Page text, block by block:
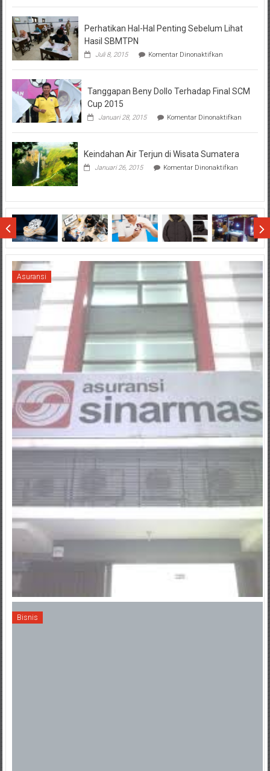
KPR
Perhatikan Hal-Hal Penting Sebelum Lihat
Hasil SBMTPN
Juli 8, 2015 Komentar Dinonaktifkanpada
Hal-
Penting
Hasil
Tanggapan Beny Dollo Terhadap Final SCM
Cup 2015
Januari 28, 2015 Komentar Dinonaktifkanpada
Beny
Keindahan Air Terjun di Wisata Sumatera
Januari 26, 2015 Komentar Dinonaktifkanpada
di
Wisata
Sumatera
Asuransi
Bisnis